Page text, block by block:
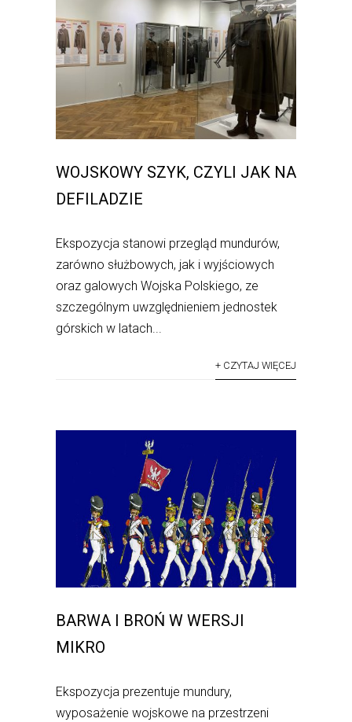
WOJSKOWY SZYK, CZYLI JAK NA
DEFILADZIE
Ekspozycja stanowi przegląd mundurów,
zarówno służbowych, jak i wyjściowych
oraz galowych Wojska Polskiego, ze
szczególnym uwzględnieniem jednostek
górskich w latach...
+ CZYTAJ WIĘCEJ
BARWA I BROŃ W WERSJI
MIKRO
Ekspozycja prezentuje mundury,
wyposażenie wojskowe na przestrzeni